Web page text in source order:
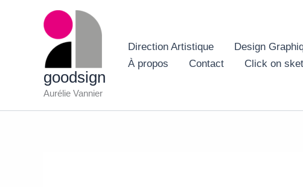
goodsign
Aurélie Vannier
Direction Artistique Design
À propos
Contact Click on